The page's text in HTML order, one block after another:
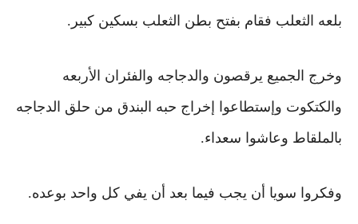
بلعه الثعلب فقام بفتح بطن الثعلب بسكين كبير.
وخرج الجميع يرقصون والدجاجه والفئران الأربعه
والكتكوت وإستطاعوا إخراج حبه البندق من حلق الدجاجه
بالملقاط وعاشوا سعداء.
وفكروا سويا أن يجب فيما بعد أن يفي كل واحد بوعده.